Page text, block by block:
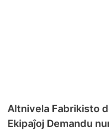
Altnivela Fabrikisto
Ekipaĵoj Demandu